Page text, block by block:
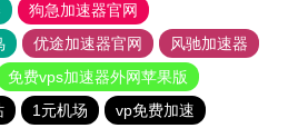
狗急加速器官网
优途加速器官网
风驰加速器
免费vps加速器外网苹果版
1元机场 vp免费加速